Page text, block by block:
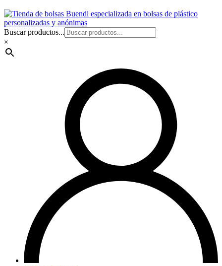
Buscar productos...
×